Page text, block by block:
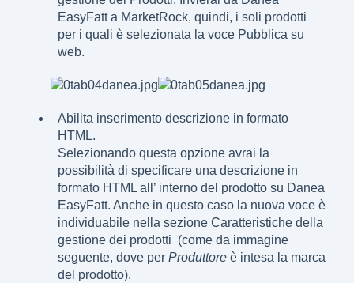
EasyFatt a MarketRock, quindi, i soli prodotti
per i quali è selezionata la voce Pubblica su
web.
Abilita inserimento descrizione in formato
HTML.
Selezionando questa opzione avrai la
possibilità di specificare una descrizione in
formato HTML all’ interno del prodotto su Danea
EasyFatt. Anche in questo caso la nuova voce è
individuabile nella sezione Caratteristiche della
gestione dei prodotti (come da immagine
seguente, dove per Produttore è intesa la marca
del prodotto).